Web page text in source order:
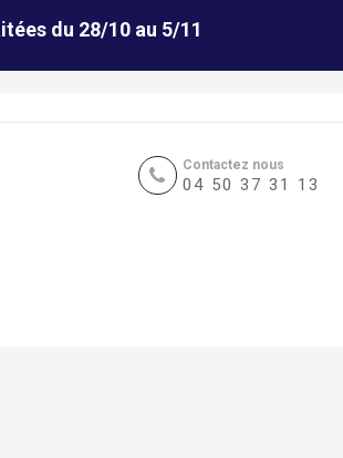
du 28/10 au 5/11
Contactez nous
04 50 37 31 13